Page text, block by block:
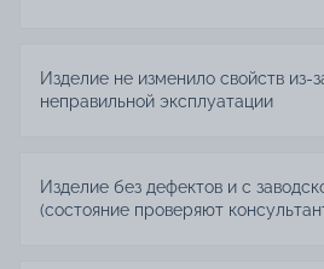
Изделие не изменило свойств из-
неправильной эксплуатации
Изделие без дефектов и с
(состояние проверяют